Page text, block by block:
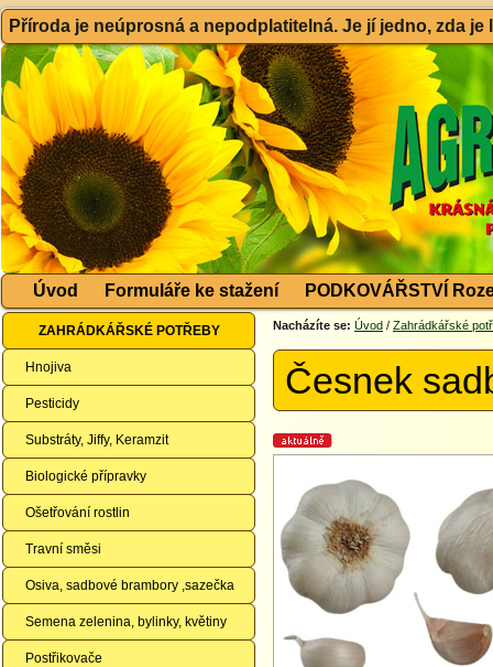
Příroda je neúprosná a nepodplatitelná. Je jí jedno, zda
Úvod Formuláře ke stažení PODKOVÁŘSTVÍ
ZAHRÁDKÁŘSKÉ POTŘEBY
Hnojiva
Pesticidy
Substráty, Jiffy, Keramzit
Biologické přípravky
Ošetřování rostlin
Travní směsi
Osiva, sadbové brambory ,sazečka
Semena zelenina, bylinky, květiny
Postřikovače
Nacházíte se: Úvod / Zahrádkářské
Česnek